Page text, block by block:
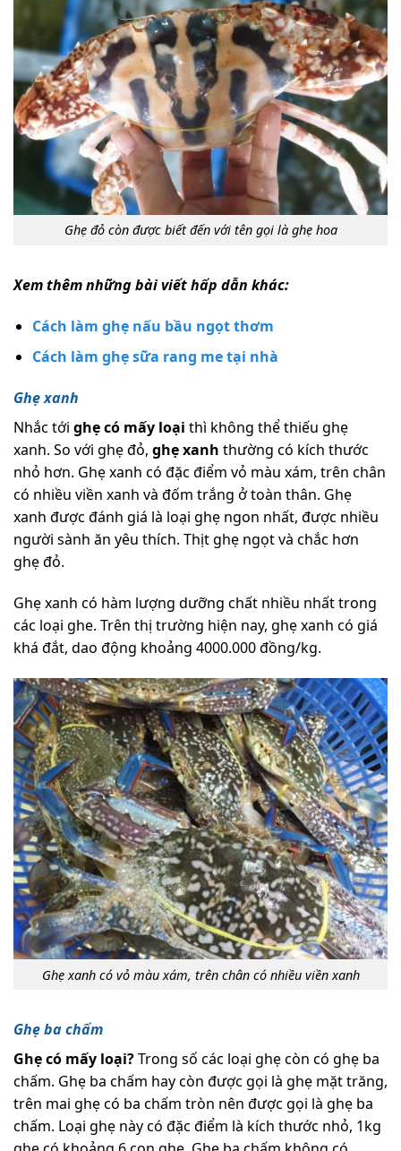
Ghẹ đỏ còn được biết đến với tên gọi là ghẹ hoa
Xem thêm những bài viết hấp dẫn khác:
Cách làm ghẹ nấu bầu ngọt thơm
Cách làm ghẹ sữa rang me tại nhà
Ghẹ xanh
Nhắc tới ghẹ có mấy loại thì không thể thiếu ghẹ
xanh. So với ghẹ đỏ, ghẹ xanh thường có kích thước
nhỏ hơn. Ghẹ xanh có đặc điểm vỏ màu xám, trên chân
có nhiều viền xanh và đốm trắng ở toàn thân. Ghẹ
xanh được đánh giá là loại ghẹ ngon nhất, được nhiều
người sành ăn yêu thích. Thịt ghẹ ngọt và chắc hơn
ghẹ đỏ.
Ghẹ xanh có hàm lượng dưỡng chất nhiều nhất trong
các loại ghe. Trên thị trường hiện nay, ghẹ xanh có giá
khá đắt, dao động khoảng 4000.000 đồng/kg.
Ghẹ xanh có vỏ màu xám, trên chân có nhiều viền xanh
Ghẹ ba chấm
Ghẹ có mấy loại?Trong số các loại ghẹ còn có ghẹ ba
chấm. Ghẹ ba chấm hay còn được gọi là ghẹ mặt trăng,
trên mai ghẹ có ba chấm tròn nên được gọi là ghẹ ba
chấm. Loại ghẹ này có đặc điểm là kích thước nhỏ, 1kg